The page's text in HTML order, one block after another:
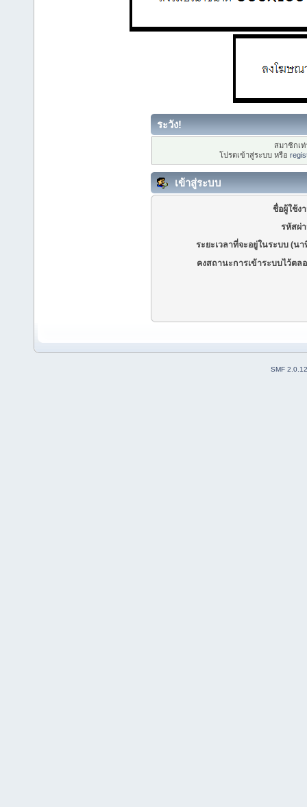
ระวัง!
สมาชิกเ
โปรดเข้าสู่ระบบ หรือ
เข้าสู่ระบบ
ชื่อผู้ใช้ง
รหัสผ่
ระยะเวลาที่จะอยู่ในระบบ (นา
คงสถานะการเข้าระบบไว้ตล
SMF 2.0.12